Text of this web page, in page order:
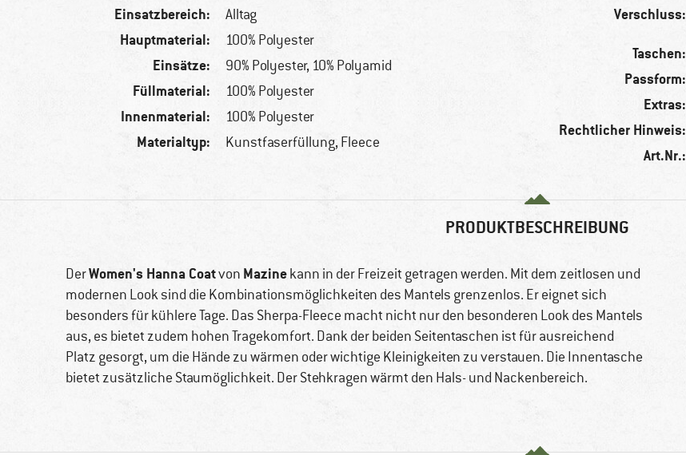
Einsatzbereich: Alltag
Hauptmaterial: 100% Polyester
Einsätze: 90% Polyester, 10% Polyamid
Füllmaterial: 100% Polyester
Innenmaterial: 100% Polyester
Materialtyp: Kunstfaserfüllung, Fleece
Verschluss:
Taschen:
Passform:
Extras:
Rechtlicher Hinweis:
Art.Nr.:
PRODUKTBESCHREIBUNG
DerWomen's Hanna Coatvon Mazinekann in der Freizeit getragen werden. Mit dem zeitlosen und
modernen Look sind die Kombinationsmöglichkeiten des Mantels grenzenlos. Er eignet sich
besonders für kühlere Tage. Das Sherpa-Fleece macht nicht nur den besonderen Look des Mantels
aus, es bietet zudem hohen Tragekomfort. Dank der beiden Seitentaschen ist für ausreichend
Platz gesorgt, um die Hände zu wärmen oder wichtige Kleinigkeiten zu verstauen. Die Innentasche
bietet zusätzliche Staumöglichkeit. Der Stehkragen wärmt den Hals- und Nackenbereich.